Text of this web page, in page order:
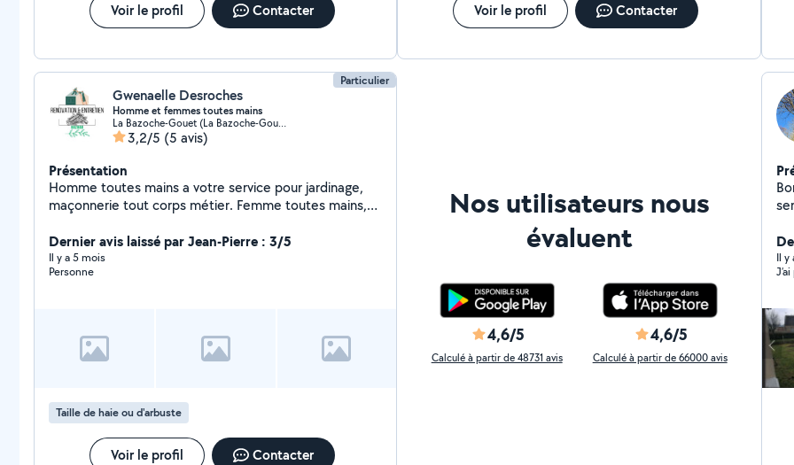
Voir le profil Contacter Voir le profil Contacter
Particulier
Gwenaelle Desroches
Homme et femmes toutes mains
La Bazoche-Gouet (La Bazoche-Gouet)
3,2/5 (5 avis)
Présentation
Homme toutes mains a votre service pour jardinage,
maçonnerie tout corps métier. Femme toutes mains,
Dernier avis laissé par Jean-Pierre : 3/5
Il y a 5 mois
Personne
Taille de haie ou d'arbuste
Voir le profil Contacter
Nos utilisateurs nous
évaluent
4,6/5
Calculé à partir de 48731 avis
4,6/5
Calculé à partir de 66000 avis
Il y